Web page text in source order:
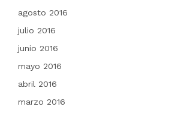
agosto 2016
julio 2016
junio 2016
mayo 2016
abril 2016
marzo 2016